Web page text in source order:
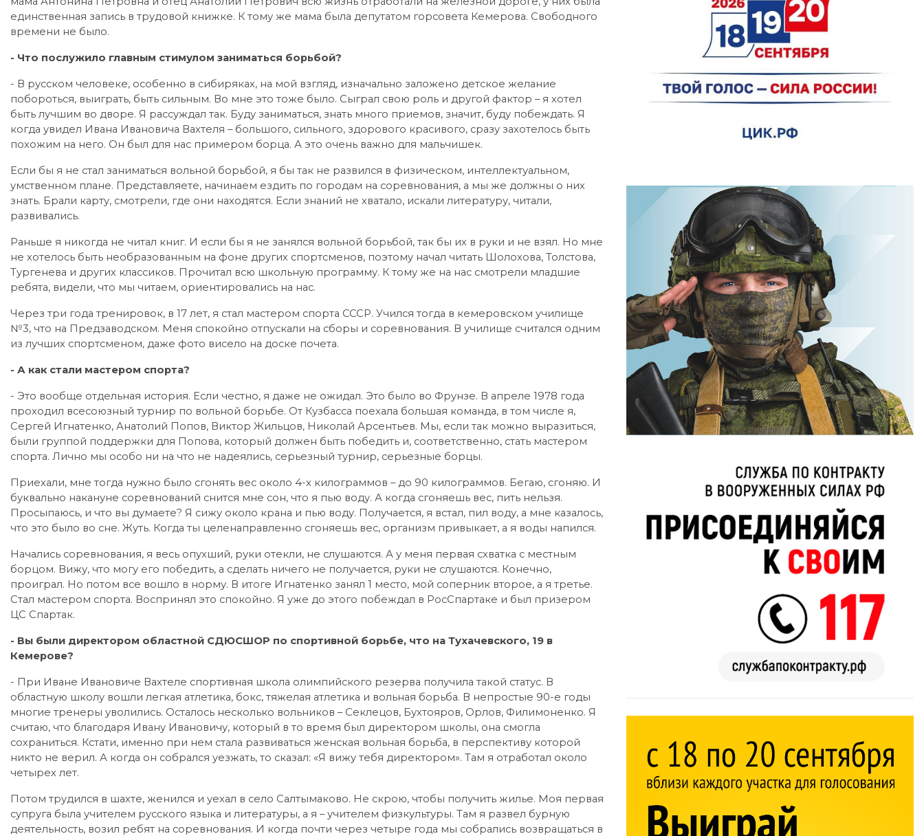
единственная запись в трудовой книжке. К тому же мама была депутатом горсовета Кемерова. Свободного
времени не было.
- Что послужило главным стимулом заниматься борьбой?
- В русском человеке, особенно в сибиряках, на мой взгляд, изначально заложено детское желание
побороться, выиграть, быть сильным. Во мне это тоже было. Сыграл свою роль и другой фактор – я хотел
быть лучшим во дворе. Я рассуждал так. Буду заниматься, знать много приемов, значит, буду побеждать. Я
когда увидел Ивана Ивановича Вахтеля – большого, сильного, здорового красивого, сразу захотелось быть
похожим на него. Он был для нас примером борца. А это очень важно для мальчишек.
Если бы я не стал заниматься вольной борьбой, я бы так не развился в физическом, интеллектуальном,
умственном плане. Представляете, начинаем ездить по городам на соревнования, а мы же должны о них
знать. Брали карту, смотрели, где они находятся. Если знаний не хватало, искали литературу, читали,
развивались.
Раньше я никогда не читал книг. И если бы я не занялся вольной борьбой, так бы их в руки и не взял. Но мне
не хотелось быть необразованным на фоне других спортсменов, поэтому начал читать Шолохова, Толстова,
Тургенева и других классиков. Прочитал всю школьную программу. К тому же на нас смотрели младшие
ребята, видели, что мы читаем, ориентировались на нас.
Через три года тренировок, в 17 лет, я стал мастером спорта СССР. Учился тогда в кемеровском училище
№3, что на Предзаводском. Меня спокойно отпускали на сборы и соревнования. В училище считался одним
из лучших спортсменом, даже фото висело на доске почета.
- А как стали мастером спорта?
- Это вообще отдельная история. Если честно, я даже не ожидал. Это было во Фрунзе. В апреле 1978 года
проходил всесоюзный турнир по вольной борьбе. От Кузбасса поехала большая команда, в том числе я,
Сергей Игнатенко, Анатолий Попов, Виктор Жильцов, Николай Арсентьев. Мы, если так можно выразиться,
были группой поддержки для Попова, который должен быть победить и, соответственно, стать мастером
спорта. Лично мы особо ни на что не надеялись, серьезный турнир, серьезные борцы.
Приехали, мне тогда нужно было сгонять вес около 4-х килограммов – до 90 килограммов. Бегаю, сгоняю. И
буквально накануне соревнований снится мне сон, что я пью воду. А когда сгоняешь вес, пить нельзя.
Просыпаюсь, и что вы думаете? Я сижу около крана и пью воду. Получается, я встал, пил воду, а мне казалось,
что это было во сне. Жуть. Когда ты целенаправленно сгоняешь вес, организм привыкает, а я воды напился.
Начались соревнования, я весь опухший, руки отекли, не слушаются. А у меня первая схватка с местным
борцом. Вижу, что могу его победить, а сделать ничего не получается, руки не слушаются. Конечно,
проиграл. Но потом все вошло в норму. В итоге Игнатенко занял 1 место, мой соперник второе, а я третье.
Стал мастером спорта. Воспринял это спокойно. Я уже до этого побеждал в РосСпартаке и был призером
ЦС Спартак.
- Вы были директором областной СДЮСШОР по спортивной борьбе, что на Тухачевcкого, 19 в
Кемерове?
- При Иване Ивановиче Вахтеле спортивная школа олимпийского резерва получила такой статус. В
областную школу вошли легкая атлетика, бокс, тяжелая атлетика и вольная борьба. В непростые 90-е годы
многие тренеры уволились. Осталось несколько вольников – Секлецов, Бухтояров, Орлов, Филимоненко. Я
считаю, что благодаря Ивану Ивановичу, который в то время был директором школы, она смогла
сохраниться. Кстати, именно при нем стала развиваться женская вольная борьба, в перспективу которой
никто не верил. А когда он собрался уезжать, то сказал: «Я вижу тебя директором». Там я отработал около
четырех лет.
Потом трудился в шахте, женился и уехал в село Салтымаково. Не скрою, чтобы получить жилье. Моя первая
супруга была учителем русского языка и литературы, а я – учителем физкультуры. Там я развел бурную
деятельность, возил ребят на соревнования. И когда почти через четыре года мы собрались возвращаться в